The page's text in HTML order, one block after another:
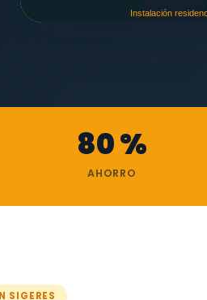
80 %
AHORRO
SIGERES